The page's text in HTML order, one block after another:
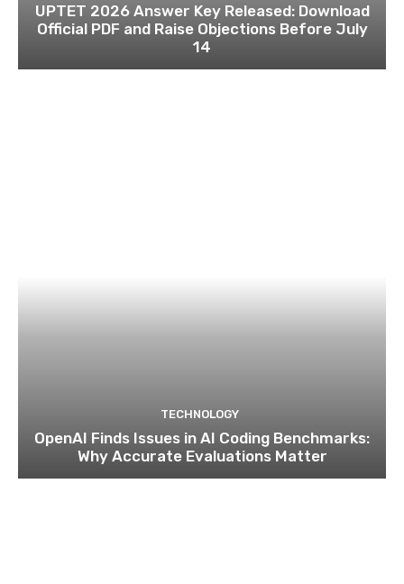
UPTET 2026 Answer Key Released: Download
Official PDF and Raise Objections Before July
14
TECHNOLOGY
OpenAI Finds Issues in AI Coding Benchmarks:
Why Accurate Evaluations Matter